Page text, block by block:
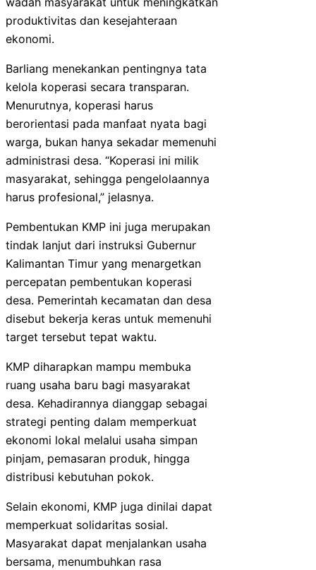
produktivitas dan kesejahteraan
ekonomi.
Barliang menekankan pentingnya tata
kelola koperasi secara transparan.
Menurutnya, koperasi harus
berorientasi pada manfaat nyata bagi
warga, bukan hanya sekadar memenuhi
administrasi desa. “Koperasi ini milik
masyarakat, sehingga pengelolaannya
harus profesional,” jelasnya.
Pembentukan KMP ini juga merupakan
tindak lanjut dari instruksi Gubernur
Kalimantan Timur yang menargetkan
percepatan pembentukan koperasi
desa. Pemerintah kecamatan dan desa
disebut bekerja keras untuk memenuhi
target tersebut tepat waktu.
KMP diharapkan mampu membuka
ruang usaha baru bagi masyarakat
desa. Kehadirannya dianggap sebagai
strategi penting dalam memperkuat
ekonomi lokal melalui usaha simpan
pinjam, pemasaran produk, hingga
distribusi kebutuhan pokok.
Selain ekonomi, KMP juga dinilai dapat
memperkuat solidaritas sosial.
Masyarakat dapat menjalankan usaha
bersama, menumbuhkan rasa